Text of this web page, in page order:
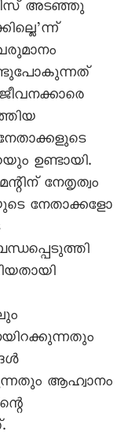
അടഞ്ഞു
ഉണ്ടായി.
നേതൃത്വം
നേതാക്കളോ
ആഹ്വാനം